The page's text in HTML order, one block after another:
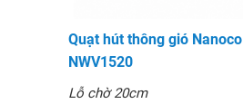
Quạt hút thông gió Nanoco
NWV1520
Lỗ chờ 20cm